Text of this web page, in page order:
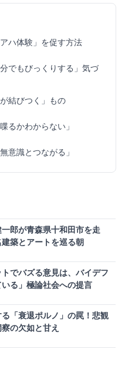
ハ体験」を促す方法
でもびっくりする」気づ
結びつく」もの
るかわからない」
意識とつながる」
一郎が青森県十和田市を走
築とアートを巡る朝
でバズる意見は、バイデフ
る」極論社会への提言
「衰退ポルノ」の罠！悲観
の欠如と甘え